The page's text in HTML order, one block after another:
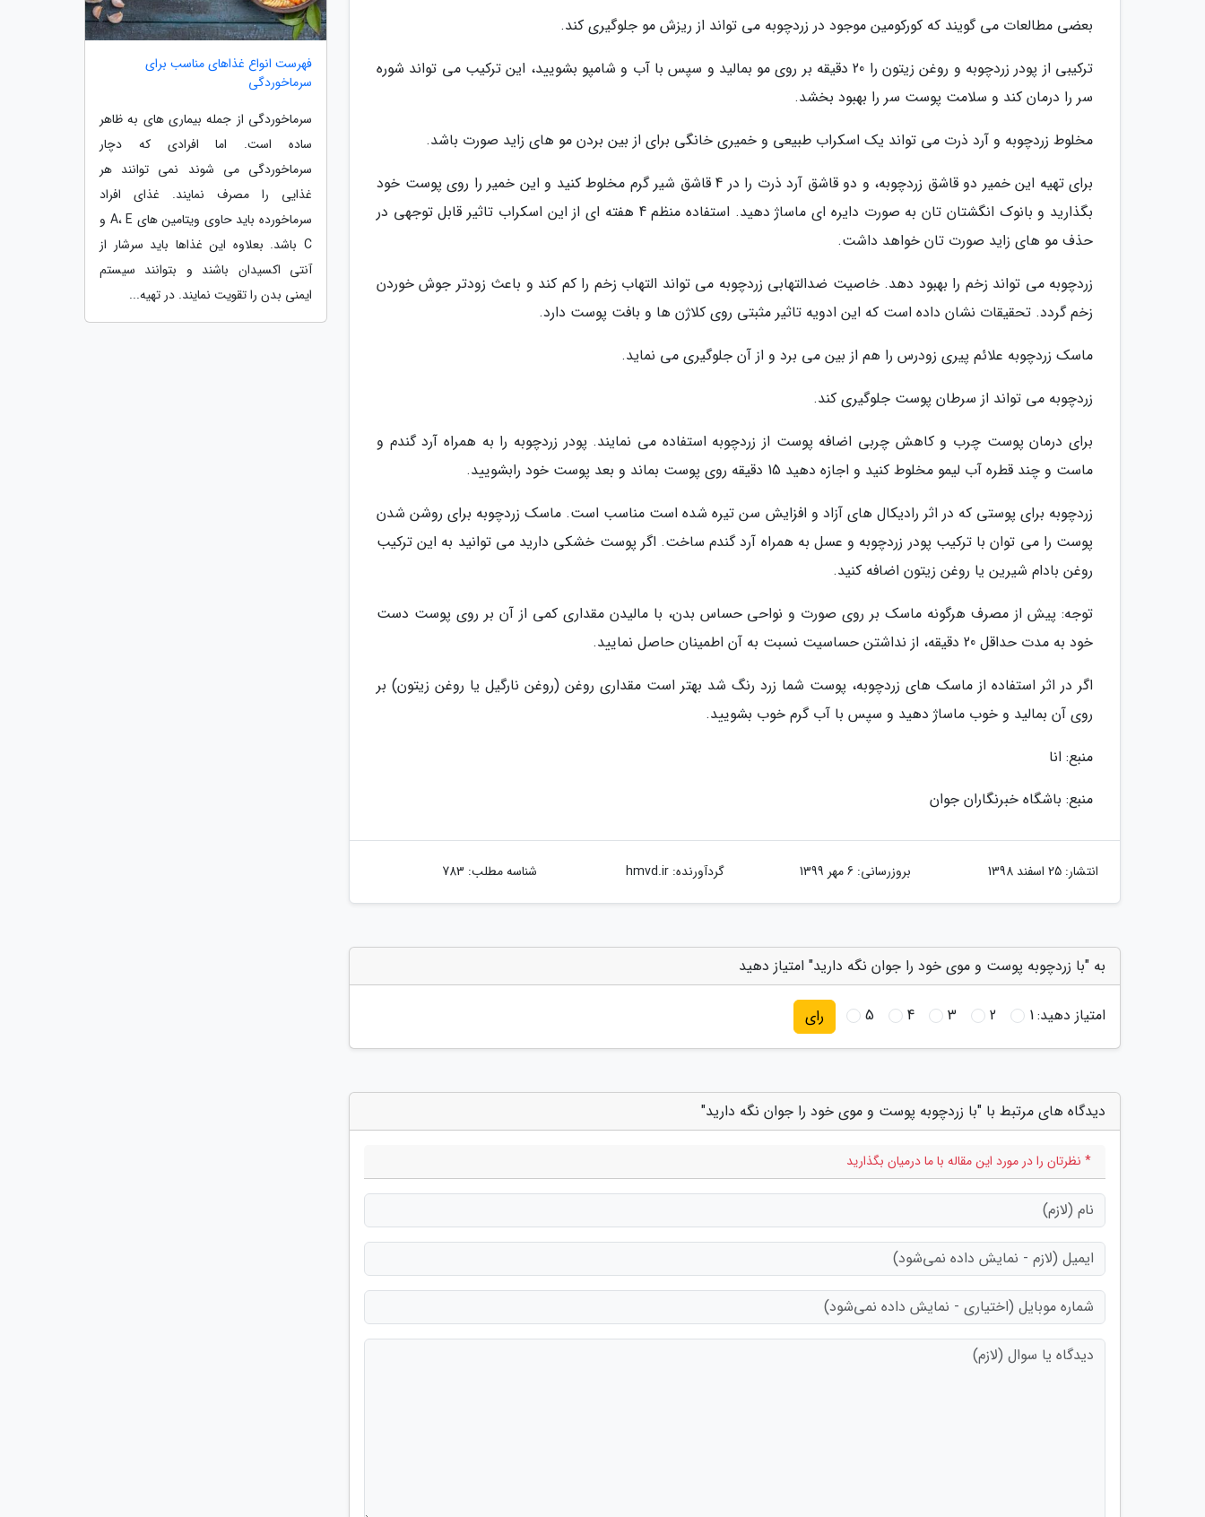
بعضی مطالعات می گویند که کورکومین موجود در زردچوبه می تواند از ریزش مو جلوگیری کند.
ترکیبی از پودر زردچوبه و روغن زیتون را 20 دقیقه بر روی مو بمالید و سپس با آب و شامپو بشویید، این ترکیب می تواند شوره
سر را درمان کند و سلامت پوست سر را بهبود بخشد.
مخلوط زردچوبه و آرد ذرت می تواند یک اسکراب طبیعی و خمیری خانگی برای از بین بردن مو های زاید صورت باشد.
برای تهیه این خمیر دو قاشق زردچوبه، و دو قاشق آرد ذرت را در 4 قاشق شیر گرم مخلوط کنید و این خمیر را روی پوست خود
بگذارید و بانوک انگشتان تان به صورت دایره ای ماساژ دهید. استفاده منظم 4 هفته ای از این اسکراب تاثیر قابل توجهی در
حذف مو های زاید صورت تان خواهد داشت.
زردچوبه می تواند زخم را بهبود دهد. خاصیت ضدالتهابی زردچوبه می تواند التهاب زخم را کم کند و باعث زودتر جوش خوردن
زخم گردد. تحقیقات نشان داده است که این ادویه تاثیر مثبتی روی کلاژن ها و بافت پوست دارد.
ماسک زردچوبه علائم پیری زودرس را هم از بین می برد و از آن جلوگیری می نماید.
زردچوبه می تواند از سرطان پوست جلوگیری کند.
برای درمان پوست چرب و کاهش چربی اضافه پوست از زردچوبه استفاده می نمایند. پودر زردچوبه را به همراه آرد گندم و
ماست و چند قطره آب لیمو مخلوط کنید و اجازه دهید 15 دقیقه روی پوست بماند و بعد پوست خود رابشویید.
زردچوبه برای پوستی که در اثر رادیکال های آزاد و افزایش سن تیره شده است مناسب است. ماسک زردچوبه برای روشن شدن
پوست را می توان با ترکیب پودر زردچوبه و عسل به همراه آرد گندم ساخت. اگر پوست خشکی دارید می توانید به این ترکیب
روغن بادام شیرین یا روغن زیتون اضافه کنید.
توجه: پیش از مصرف هرگونه ماسک بر روی صورت و نواحی حساس بدن، با مالیدن مقداری کمی از آن بر روی پوست دست
خود به مدت حداقل 20 دقیقه، از نداشتن حساسیت نسبت به آن اطمینان حاصل نمایید.
اگر در اثر استفاده از ماسک های زردچوبه، پوست شما زرد رنگ شد بهتر است مقداری روغن (روغن نارگیل یا روغن زیتون) بر
روی آن بمالید و خوب ماساژ دهید و سپس با آب گرم خوب بشویید.
منبع: انا
منبع: باشگاه خبرنگاران جوان
انتشار: 25 اسفند 1398 بروزرسانی: 6 مهر 1399 گردآورنده:hmvd.ir شناسه مطلب: 783
به "با زردچوبه پوست و موی خود را جوان نگه دارید" امتیاز دهید
امتیاز دهید:1
2
3
4
5 رای
دیدگاه های مرتبط با "با زردچوبه پوست و موی خود را جوان نگه دارید"
* نظرتان را در مورد این مقاله با ما درمیان بگذارید
فهرست انواع غذاهای مناسب برای
سرماخوردگی
سرماخوردگی از جمله بیماری های به ظاهر
ساده است. اما افرادی که دچار
سرماخوردگی می شوند نمی توانند هر
غذایی را مصرف نمایند. غذای افراد
سرماخورده باید حاوی ویتامین های A، E و
C باشد. بعلاوه این غذاها باید سرشار از
آنتی اکسیدان باشند و بتوانند سیستم
ایمنی بدن را تقویت نمایند. در تهیه...